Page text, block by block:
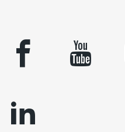
facebook youtube
linkedin